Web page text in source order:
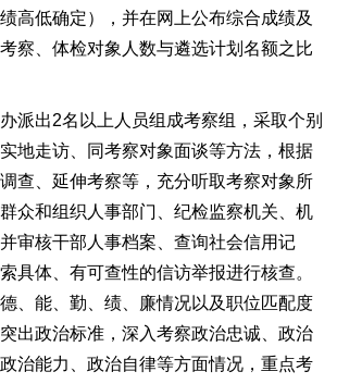
高低确定），并在网上公布综合成绩及
察、体检对象人数与遴选计划名额之比
出2名以上人员组成考察组，采取个别
地走访、同考察对象面谈等方法，根据
查、延伸考察等，充分听取考察对象所
众和组织人事部门、纪检监察机关、机
审核干部人事档案、查询社会信用记
具体、有可查性的信访举报进行核查。
、能、勤、绩、廉情况以及职位匹配度
出政治标准，深入考察政治忠诚、政治
治能力、政治自律等方面情况，重点考